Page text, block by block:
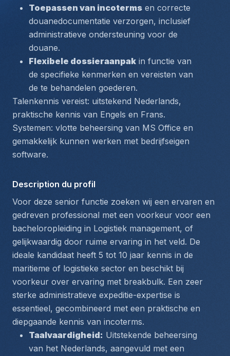
Toepassen van incoterms en correcte
douanedocumentatie verzorgen, inclusief
administratieve ondersteuning voor de
douane.
Flexibele dossieraanpak in functie van
de specifieke kenmerken en vereisten van
de te behandelen goederen.
Talenkennis vereist: uitstekend Nederlands,
praktische kennis van Engels en Frans.
Systemen: vlotte beheersing van MS Office en
gemakkelijk kunnen werken met bedrijfseigen
software.
Description du profil
Voor deze senior functie zoeken wij een ervaren en
gedreven professional met een voorkeur voor een
bacheloropleiding in Logistiek management, of
gelijkwaardig door ruime ervaring in het veld. De
ideale kandidaat heeft 5 tot 10 jaar kennis in de
maritieme of logistieke sector en beschikt bij
voorkeur over ervaring met breakbulk. Een zeer
sterke administratieve expeditie-expertise is
essentieel, gecombineerd met een praktische en
diepgaande kennis van incoterms.
Taalvaardigheid: Uitstekende beheersing
van het Nederlands, aangevuld met een